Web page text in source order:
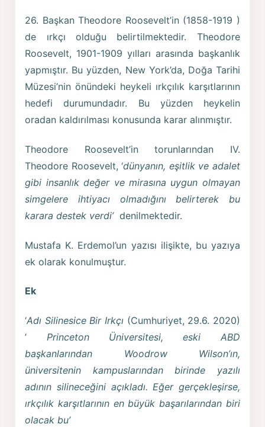
26. Başkan Theodore Roosevelt’in (1858-1919 )
de ırkçı olduğu belirtilmektedir. Theodore
Roosevelt, 1901-1909 yılları arasında başkanlık
yapmıştır. Bu yüzden, New York’da, Doğa Tarihi
Müzesi’nin önündeki heykeli ırkçılık karşıtlarının
hedefi durumundadır. Bu yüzden heykelin
oradan kaldırılması konusunda karar alınmıştır.
Theodore Roosevelt’in torunlarından IV.
Theodore Roosevelt, ‘dünyanın, eşitlik ve adalet
gibi insanlık değer ve mirasına uygun olmayan
simgelere ihtiyacı olmadığını belirterek bu
karara destek verdi’ denilmektedir.
Mustafa K. Erdemol’un yazısı ilişikte, bu yazıya
ek olarak konulmuştur.
Ek
‘Adı Silinesice Bir Irkçı (Cumhuriyet, 29.6. 2020)
’ Princeton Üniversitesi, eski ABD
başkanlarından Woodrow Wilson’ın,
üniversitenin kampuslarından birinde yazılı
adının silineceğini açıkladı. Eğer gerçekleşirse,
ırkçılık karşıtlarının en büyük başarılarından biri
olacak bu’